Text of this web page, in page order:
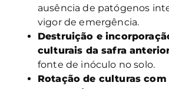
ausência de patógenos
vigor de emergência.
Destruição e
culturais da safra
fonte de inóculo no solo.
Rotação de culturas com